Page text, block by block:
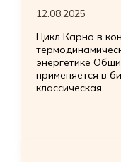
12.08.2025
Цикл Карно в
энергетике
применяется в
классическая